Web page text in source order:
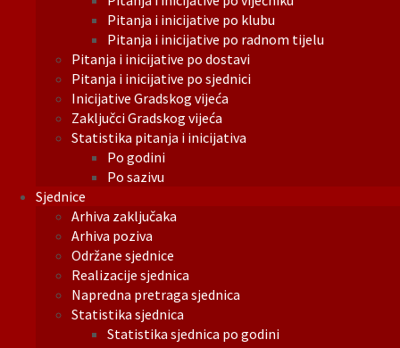
Pitanja i inicijative po klubu
Pitanja i inicijative po radnom tijelu
Pitanja i inicijative po dostavi
Pitanja i inicijative po sjednici
Inicijative Gradskog vijeća
Zaključci Gradskog vijeća
Statistika pitanja i inicijativa
Po godini
Po sazivu
Sjednice
Arhiva zaključaka
Arhiva poziva
Održane sjednice
Realizacije sjednica
Napredna pretraga sjednica
Statistika sjednica
Statistika sjednica po godini